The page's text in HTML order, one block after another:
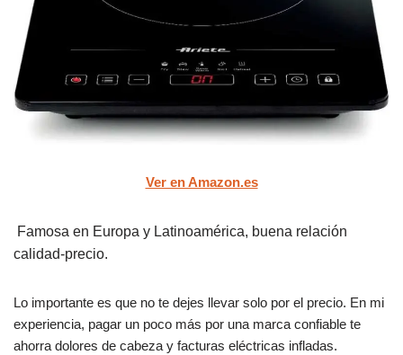
Ver en Amazon.es
Famosa en Europa y Latinoamérica, buena relación
calidad-precio.
Lo importante es que no te dejes llevar solo por el precio. En mi
experiencia, pagar un poco más por una marca confiable te
ahorra dolores de cabeza y facturas eléctricas infladas.